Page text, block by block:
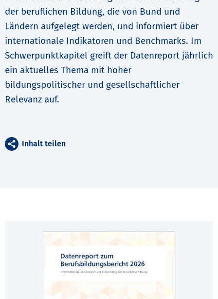
der beruflichen Bildung, die von Bund und
Ländern aufgelegt werden, und informiert über
internationale Indikatoren und Benchmarks. Im
Schwerpunktkapitel greift der Datenreport jährlich
ein aktuelles Thema mit hoher
bildungspolitischer und gesellschaftlicher
Relevanz auf.
Inhalt teilen